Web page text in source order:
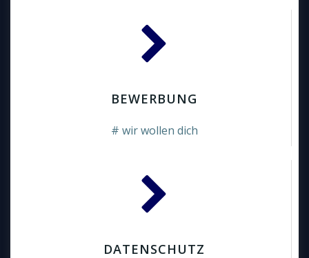
BEWERBUNG
# wir wollen dich
DATENSCHUTZ